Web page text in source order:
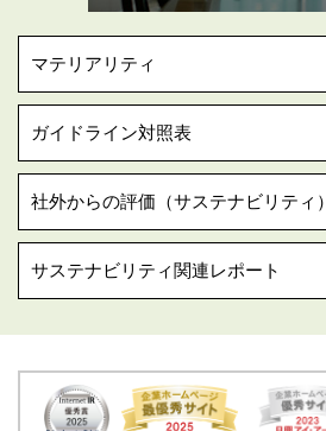
マテリアリティ
ガイドライン対照表
社外からの評価（サステナビリティ）
サステナビリティ関連レポート